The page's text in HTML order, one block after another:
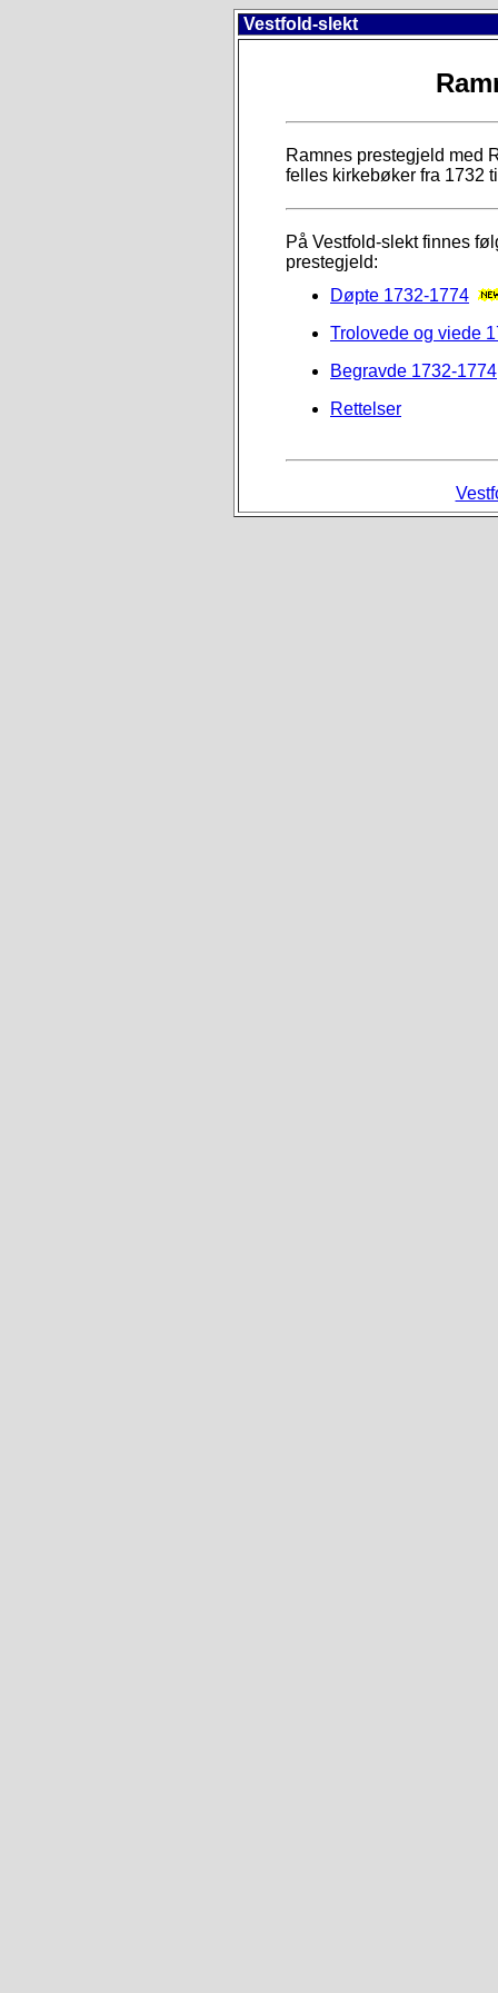
Vestfold-slekt
Ramnes prestegjeld med
felles kirkebøker fra 1732
På Vestfold-slekt finnes
prestegjeld:
Døpte 1732-1774
Trolovede og viede
Begravde 1732-1774
Rettelser